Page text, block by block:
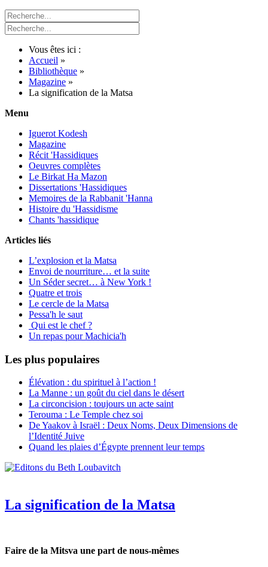
Vous êtes ici :
Accueil »
Bibliothèque »
Magazine »
La signification de la Matsa
Menu
Iguerot Kodesh
Magazine
Récit 'Hassidiques
Oeuvres complètes
Le Birkat Ha Mazon
Dissertations 'Hassidiques
Memoires de la Rabbanit 'Hanna
Histoire du 'Hassidisme
Chants 'hassidique
Articles liés
L’explosion et la Matsa
Envoi de nourriture… et la suite
Un Séder secret… à New York !
Quatre et trois
Le cercle de la Matsa
Pessa'h le saut
Qui est le chef ?
Un repas pour Machicia'h
Les plus populaires
Élévation : du spirituel à l’action !
La Manne : un goût du ciel dans le désert
La circoncision : toujours un acte saint
Terouma : Le Temple chez soi
De Yaakov à Israël : Deux Noms, Deux Dimensions de
l’Identité Juive
Quand les plaies d’Égypte prennent leur temps
La signification de la Matsa
Faire de la Mitsva une part de nous-mêmes